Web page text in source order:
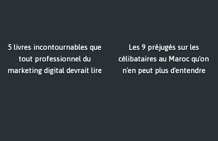
5 livres incontournables que
tout professionnel du
marketing digital devrait lire
Les 9 préjugés sur les
célibataires au Maroc qu'on
n'en peut plus d'entendre